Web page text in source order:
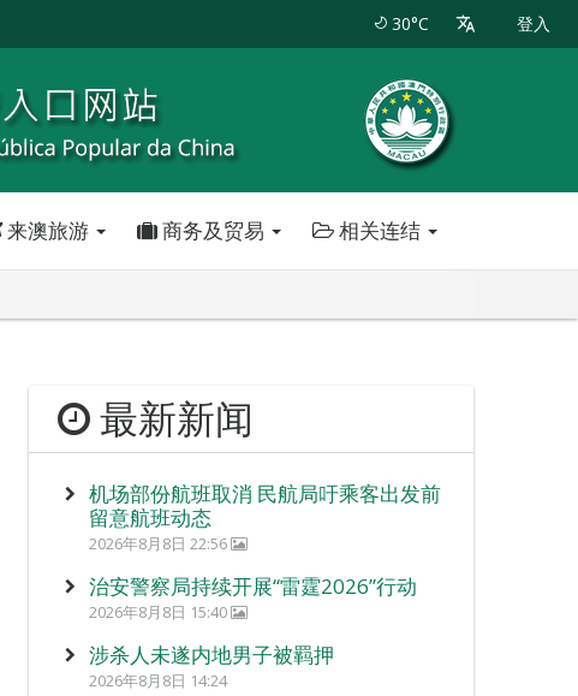
30°C 登入
来澳旅游 商务及贸易 相关连结
最新新闻
机场部份航班取消 民航局吁乘客出发前
留意航班动态
2026年8月8日 22:56
治安警察局持续开展“雷霆2026”行动
2026年8月8日 15:40
涉杀人未遂内地男子被羁押
2026年8月8日 14:24